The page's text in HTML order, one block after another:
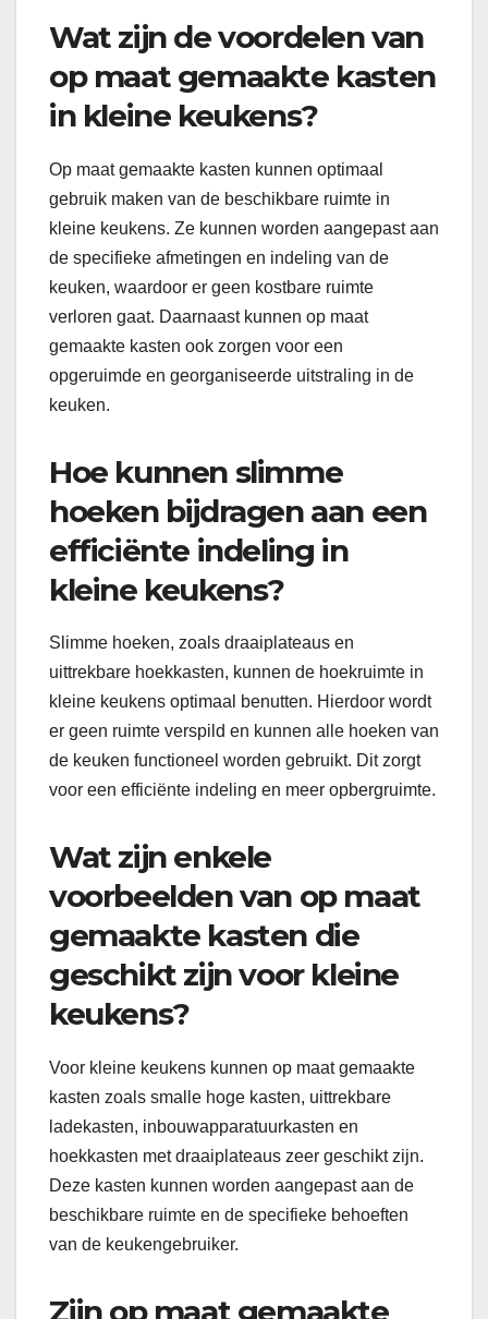
Wat zijn de voordelen van
op maat gemaakte kasten
in kleine keukens?
Op maat gemaakte kasten kunnen optimaal
gebruik maken van de beschikbare ruimte in
kleine keukens. Ze kunnen worden aangepast aan
de specifieke afmetingen en indeling van de
keuken, waardoor er geen kostbare ruimte
verloren gaat. Daarnaast kunnen op maat
gemaakte kasten ook zorgen voor een
opgeruimde en georganiseerde uitstraling in de
keuken.
Hoe kunnen slimme
hoeken bijdragen aan een
efficiënte indeling in
kleine keukens?
Slimme hoeken, zoals draaiplateaus en
uittrekbare hoekkasten, kunnen de hoekruimte in
kleine keukens optimaal benutten. Hierdoor wordt
er geen ruimte verspild en kunnen alle hoeken van
de keuken functioneel worden gebruikt. Dit zorgt
voor een efficiënte indeling en meer opbergruimte.
Wat zijn enkele
voorbeelden van op maat
gemaakte kasten die
geschikt zijn voor kleine
keukens?
Voor kleine keukens kunnen op maat gemaakte
kasten zoals smalle hoge kasten, uittrekbare
ladekasten, inbouwapparatuurkasten en
hoekkasten met draaiplateaus zeer geschikt zijn.
Deze kasten kunnen worden aangepast aan de
beschikbare ruimte en de specifieke behoeften
van de keukengebruiker.